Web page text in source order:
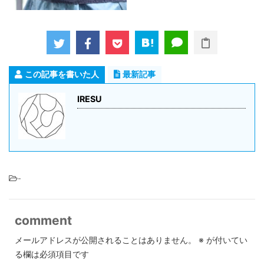
この記事を書いた人 最新記事
IRESU
-
comment
メールアドレスが公開されることはありません。 ※ が付いてい
る欄は必須項目です